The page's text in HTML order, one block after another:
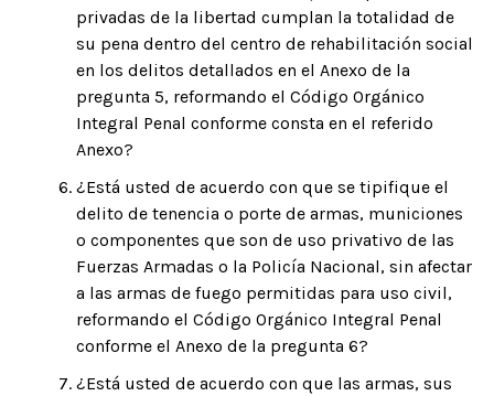
privadas de la libertad cumplan la totalidad de
su pena dentro del centro de rehabilitación social
en los delitos detallados en el Anexo de la
pregunta 5, reformando el Código Orgánico
Integral Penal conforme consta en el referido
Anexo?
¿Está usted de acuerdo con que se tipifique el
delito de tenencia o porte de armas, municiones
o componentes que son de uso privativo de las
Fuerzas Armadas o la Policía Nacional, sin afectar
a las armas de fuego permitidas para uso civil,
reformando el Código Orgánico Integral Penal
conforme el Anexo de la pregunta 6?
¿Está usted de acuerdo con que las armas, sus